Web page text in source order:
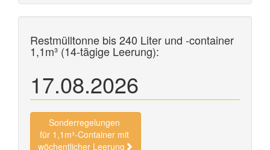
Restmülltonne bis 240 Liter und -container
1,1m³ (14-tägige Leerung):
17.08.2026
Sonderregelungen
für 1,1m³-Container mit
wöchentlicher Leerung